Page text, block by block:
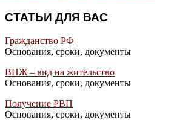
СТАТЬИ ДЛЯ ВАС
Гражданство РФ
Основания, сроки, документы
ВНЖ – вид на жительство
Основания, сроки, документы
Получение РВП
Основания, сроки, документы